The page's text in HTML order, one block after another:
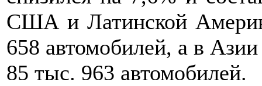
США и Латинской
658 автомобилей, а в
85 тыс. 963 автомобилей.